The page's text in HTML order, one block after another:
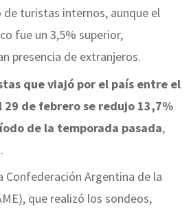
turistas internos, aunque el
fue un 3,5% superior,
presencia de extranjeros.
que viajó por el país entre el
29 de febrero se redujo 13,7%
de la temporada pasada,
Confederación Argentina de la
que realizó los sondeos,